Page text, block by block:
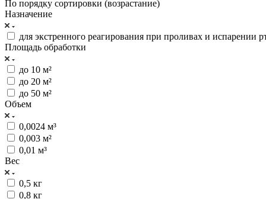
По порядку сортировки (возрастание)
Назначение
для экстренного реагирования при проливах и испарении
Площадь обработки
до 10 м²
до 20 м²
до 50 м²
Объем
0,0024 м³
0,003 м²
0,01 м³
Вес
0,5 кг
0,8 кг